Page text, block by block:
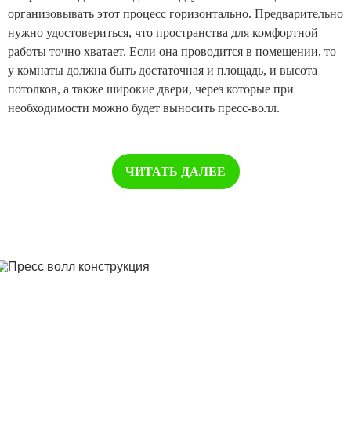
организовывать этот процесс горизонтально. Предварительно
нужно удостовериться, что пространства для комфортной
работы точно хватает. Если она проводится в помещении, то
у комнаты должна быть достаточная и площадь, и высота
потолков, а также широкие двери, через которые при
необходимости можно будет выносить пресс-волл.
ЧИТАТЬ ДАЛЕЕ